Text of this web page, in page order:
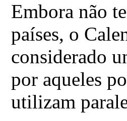
Embora não
países, o
considerado
por aqueles
utilizam